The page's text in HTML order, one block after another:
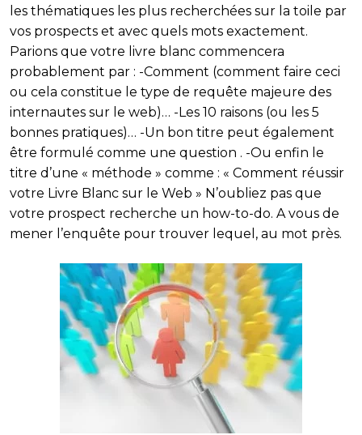
les thématiques les plus recherchées sur la toile par
vos prospects et avec quels mots exactement.
Parions que votre livre blanc commencera
probablement par : -Comment (comment faire ceci
ou cela constitue le type de requête majeure des
internautes sur le web)… -Les 10 raisons (ou les 5
bonnes pratiques)… -Un bon titre peut également
être formulé comme une question . -Ou enfin le
titre d’une « méthode » comme : « Comment réussir
votre Livre Blanc sur le Web » N’oubliez pas que
votre prospect recherche un how-to-do. A vous de
mener l’enquête pour trouver lequel, au mot près.